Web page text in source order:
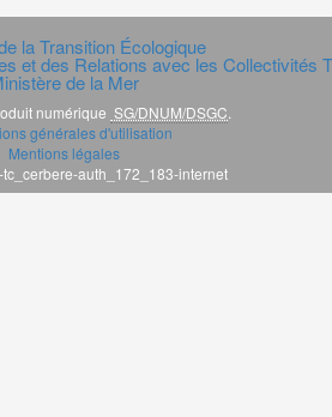
la Transition Écologique
et des Relations avec les Collectivités
de la Mer
numérique SG/DNUM/DSGC
générales d'utilisation
Mentions légales
auth_172_183-internet